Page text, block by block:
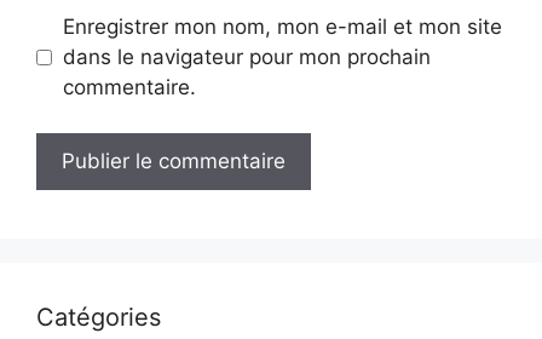
Enregistrer mon nom, mon e-mail et mon site
dans le navigateur pour mon prochain
commentaire.
Catégories